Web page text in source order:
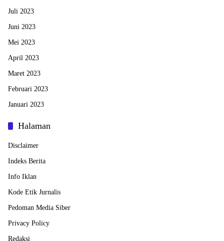
Juli 2023
Juni 2023
Mei 2023
April 2023
Maret 2023
Februari 2023
Januari 2023
Halaman
Disclaimer
Indeks Berita
Info Iklan
Kode Etik Jurnalis
Pedoman Media Siber
Privacy Policy
Redaksi